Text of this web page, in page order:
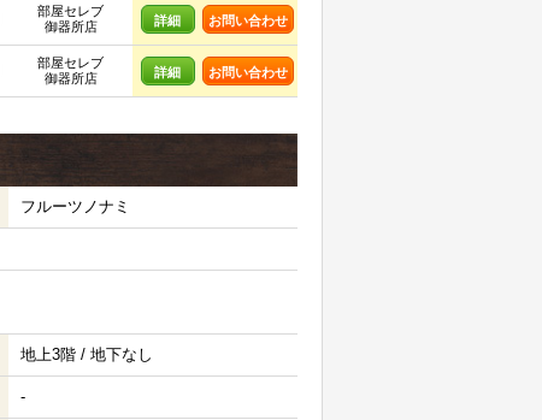
部屋セレブ
御器所店
詳細 お問い合わせ
部屋セレブ
御器所店
詳細 お問い合わせ
フルーツノナミ
地上3階 / 地下なし
-